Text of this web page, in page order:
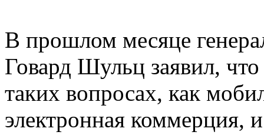
В прошлом месяце
Говард Шульц заявил,
таких вопросах, как
электронная коммерция,